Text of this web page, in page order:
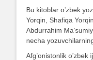
Bu kitoblar o’zbek
Yorqin, Shafiqa
Abdurrahim
necha
Afg’onistonlik